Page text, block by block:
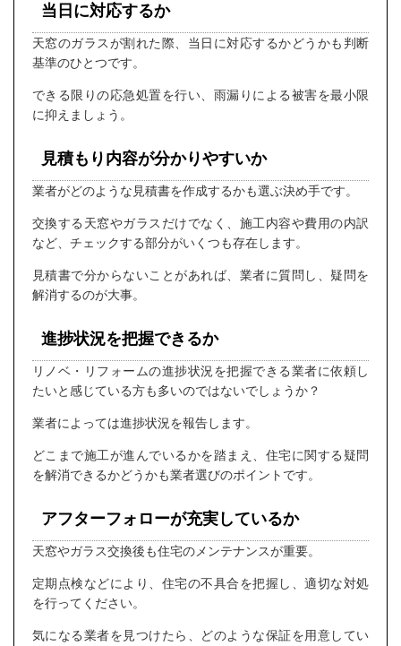
当日に対応するか
天窓のガラスが割れた際、当日に対応するかどうかも判断
基準のひとつです。
できる限りの応急処置を行い、雨漏りによる被害を最小限
に抑えましょう。
見積もり内容が分かりやすいか
業者がどのような見積書を作成するかも選ぶ決め手です。
交換する天窓やガラスだけでなく、施工内容や費用の内訳
など、チェックする部分がいくつも存在します。
見積書で分からないことがあれば、業者に質問し、疑問を
解消するのが大事。
進捗状況を把握できるか
リノベ・リフォームの進捗状況を把握できる業者に依頼し
たいと感じている方も多いのではないでしょうか？
業者によっては進捗状況を報告します。
どこまで施工が進んでいるかを踏まえ、住宅に関する疑問
を解消できるかどうかも業者選びのポイントです。
アフターフォローが充実しているか
天窓やガラス交換後も住宅のメンテナンスが重要。
定期点検などにより、住宅の不具合を把握し、適切な対処
を行ってください。
気になる業者を見つけたら、どのような保証を用意してい